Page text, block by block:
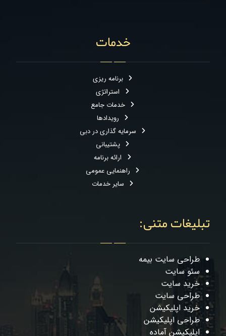
خدمات
برنامه ریزی
استراتژی
خدمات جامع
رویدادها
سرمایه گذاری در دبی
پشتیبانی
ارائه برنامه
راهنمایی عمومی
سایر خدمات
تبلیغات متنی:
طراحی سایت بیمه
سئو سایت
خرید سایت
طراحی سایت
خرید اپلیکیشن
طراحی اپلیکیشن
اپلیکیشن آماده